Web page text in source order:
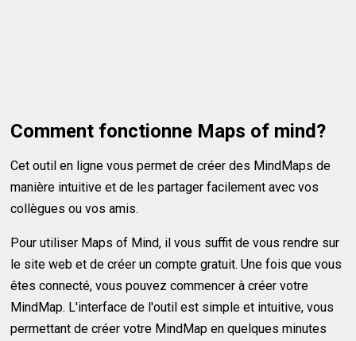
Comment fonctionne Maps of mind?
Cet outil en ligne vous permet de créer des MindMaps de
manière intuitive et de les partager facilement avec vos
collègues ou vos amis.
Pour utiliser Maps of Mind, il vous suffit de vous rendre sur
le site web et de créer un compte gratuit. Une fois que vous
êtes connecté, vous pouvez commencer à créer votre
MindMap. L'interface de l'outil est simple et intuitive, vous
permettant de créer votre MindMap en quelques minutes